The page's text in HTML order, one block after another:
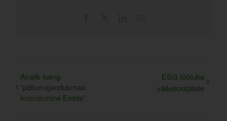
Avalik loeng
“põllumajandusmaa
koondumine Eestis”
ESG töötuba
väiketootjatele